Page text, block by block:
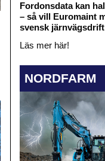
Fordonsdata kan
– så vill Euromaint
svensk järnvägsdrift
Läs mer här!
NORDFARM